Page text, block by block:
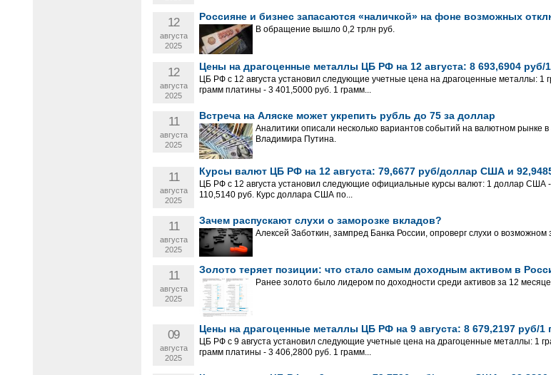
12
августа
2025
Россияне и бизнес запасаются «наличкой» на фоне возможных
В обращение вышло 0,2 трлн руб.
12
августа
2025
Цены на драгоценные металлы ЦБ РФ на 12 августа: 8 693,6904 руб/1
ЦБ РФ с 12 августа установил следующие учетные цена на драгоценные металлы: 1
грамм платины - 3 401,5000 руб. 1 грамм...
11
августа
2025
Встреча на Аляске может укрепить рубль до 75 за доллар
Аналитики описали несколько вариантов событий на валютном рынке
Владимира Путина.
11
августа
2025
Курсы валют ЦБ РФ на 12 августа: 79,6677 руб/доллар США и
ЦБ РФ с 12 августа установил следующие официальные курсы валют: 1 доллар США
110,5140 руб. Курс доллара США по...
11
августа
2025
Зачем распускают слухи о заморозке вкладов?
Алексей Заботкин, зампред Банка России, опроверг слухи о возможном
11
августа
2025
Золото теряет позиции: что стало самым доходным активом в
Ранее золото было лидером по доходности среди активов за 12
09
августа
2025
Цены на драгоценные металлы ЦБ РФ на 9 августа: 8 679,2197 руб/1
ЦБ РФ с 9 августа установил следующие учетные цена на драгоценные металлы: 1
грамм платины - 3 406,2800 руб. 1 грамм...